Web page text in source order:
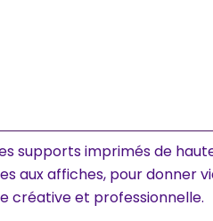
supports imprimés de
aux affiches, pour donner
créative et professionnelle.